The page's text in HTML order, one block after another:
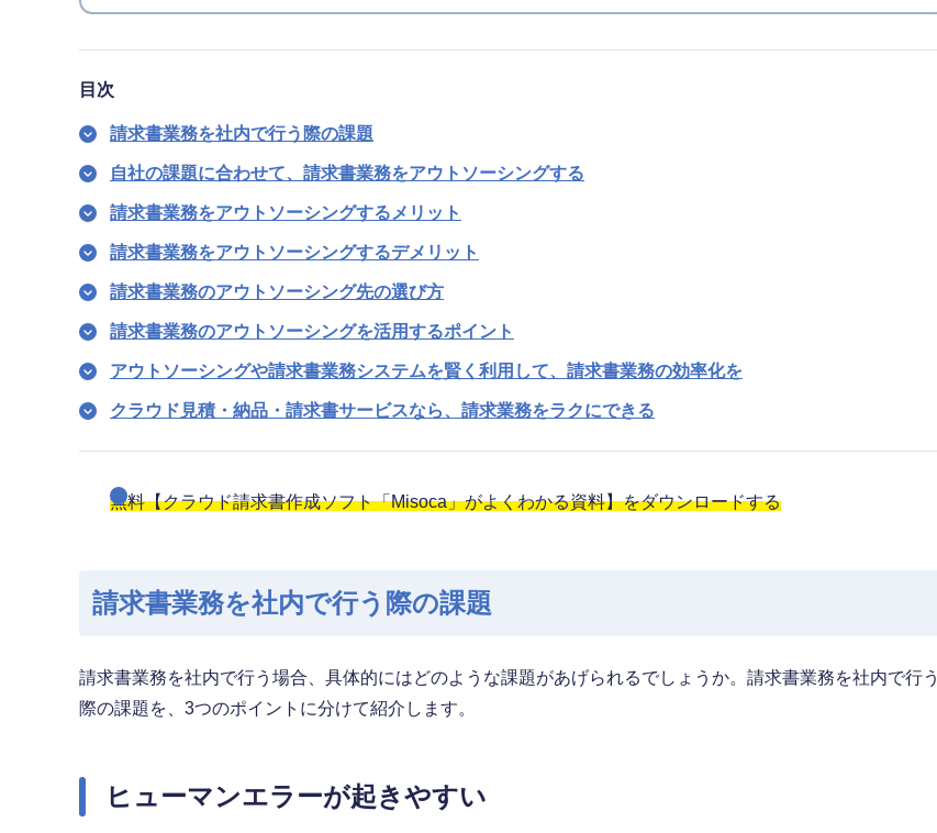
目次
請求書業務を社内で行う際の課題
自社の課題に合わせて、請求書業務をアウトソーシングする
請求書業務をアウトソーシングするメリット
請求書業務をアウトソーシングするデメリット
請求書業務のアウトソーシング先の選び方
請求書業務のアウトソーシングを活用するポイント
アウトソーシングや請求書業務システムを賢く利用して、請求書業務の効率化を
クラウド見積・納品・請求書サービスなら、請求業務をラクにできる
無料【クラウド請求書作成ソフト「Misoca」がよくわかる資料】をダウンロードする
請求書業務を社内で行う際の課題
請求書業務を社内で行う場合、具体的にはどのような課題があげられるでしょうか。請求書業務を社内で行う
際の課題を、3つのポイントに分けて紹介します。
ヒューマンエラーが起きやすい